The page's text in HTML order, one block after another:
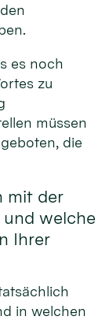
es noch
zu
müssen
die
mit der
welche
Ihrer
in welchen